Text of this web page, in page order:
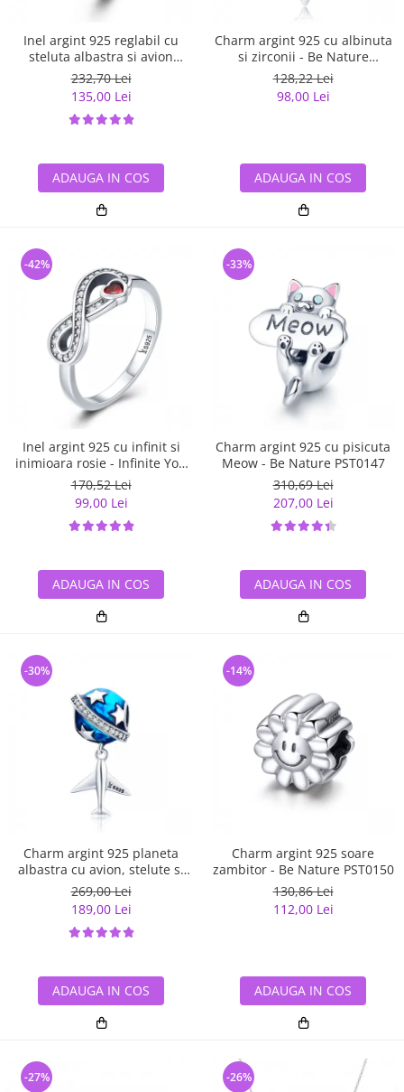
Inel argint 925 reglabil cu
steluta albastra si avion
argintiu - Be Nature IST0047
232,70 Lei
135,00 Lei
ADAUGA IN COS
Charm argint 925 cu albinuta
si zirconii - Be Nature
PST0143
128,22 Lei
98,00 Lei
ADAUGA IN COS
Inel argint 925 cu infinit si
inimioara rosie - Infinite You
IST0062
170,52 Lei
99,00 Lei
-42%
ADAUGA IN COS
Charm argint 925 cu pisicuta
Meow - Be Nature PST0147
310,69 Lei
207,00 Lei
-33%
ADAUGA IN COS
Charm argint 925 planeta
albastra cu avion, stelute si
zirconii albe PST0149
269,00 Lei
189,00 Lei
-30%
ADAUGA IN COS
Charm argint 925 soare
zambitor - Be Nature PST0150
130,86 Lei
112,00 Lei
-14%
ADAUGA IN COS
-27% -26%